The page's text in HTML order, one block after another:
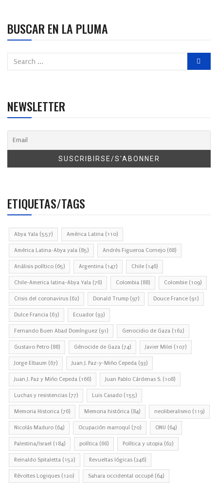
BUSCAR EN LA PLUMA
NEWSLETTER
ETIQUETAS/TAGS
Abya Yala (557) América Latina (110)
América Latina-Abya yala (85) Andrés Figueroa Cornejo (68)
Análisis político (65) Argentina (147) Chile (146)
Chile-America latina-Abya Yala (76) Colombia (88) Colombie (109)
Crisis del coronavirus (62) Donald Trump (97) Douce France (91)
Dulce Francia (63) Ecuador (93)
Fernando Buen Abad Domínguez (91) Genocidio de Gaza (162)
Gustavo Petro (88) Génocide de Gaza (74) Javier Milei (107)
Jorge Elbaum (67) Juan J. Paz-y-Miño Cepeda (93)
Juan J. Paz y Miño Cepeda (166) Juan Pablo Cárdenas S. (108)
Luchas y resistencias (77) Luis Casado (155)
Memoria Historica (76) Memoria histórica (84) neoliberalismo (119)
Nicolás Maduro (64) Ocupación marroquí (70) ONU (64)
Palestina/Israel (184) política (66) Política y utopia (62)
Reinaldo Spitaletta (152) Revueltas lógicas (246)
Révoltes Logiques (120) Sahara occidental occupé (64)